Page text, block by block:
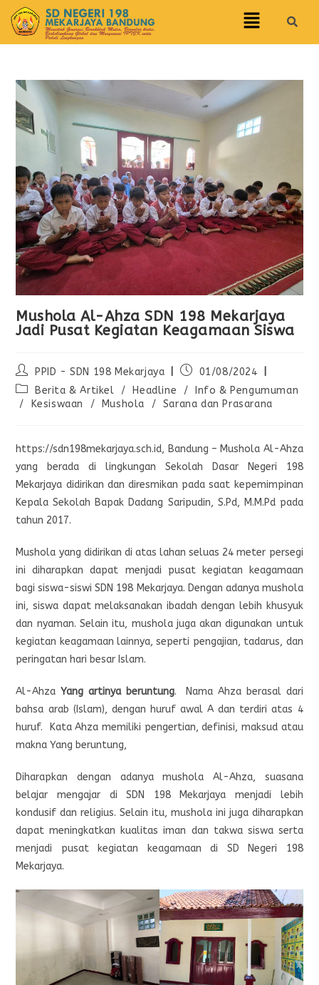
Mushola Al-Ahza SDN 198 Mekarjaya
Jadi Pusat Kegiatan Keagamaan Siswa
PPID - SDN 198 Mekarjaya
01/08/2024
Berita & Artikel
/ Headline /
Info & Pengumuman
/
Kesiswaan / Mushola / Sarana dan Prasarana
https://sdn198mekarjaya.sch.id, Bandung – Mushola Al-Ahza
yang berada di lingkungan Sekolah Dasar Negeri 198
Mekarjaya didirikan dan diresmikan pada saat kepemimpinan
Kepala Sekolah Bapak Dadang Saripudin, S.Pd, M.M.Pd pada
tahun 2017.
Mushola yang didirikan di atas lahan seluas 24 meter persegi
ini diharapkan dapat menjadi pusat kegiatan keagamaan
bagi siswa-siswi SDN 198 Mekarjaya. Dengan adanya mushola
ini, siswa dapat melaksanakan ibadah dengan lebih khusyuk
dan nyaman. Selain itu, mushola juga akan digunakan untuk
kegiatan keagamaan lainnya, seperti pengajian, tadarus, dan
peringatan hari besar Islam.
Al-AhzaYang artinya beruntung. Nama Ahza berasal dari
bahsa arab (Islam), dengan huruf awal A dan terdiri atas 4
huruf. Kata Ahza memiliki pengertian, definisi, maksud atau
makna Yang beruntung,
Diharapkan dengan adanya mushola Al-Ahza, suasana
belajar mengajar di SDN 198 Mekarjaya menjadi lebih
kondusif dan religius. Selain itu, mushola ini juga diharapkan
dapat meningkatkan kualitas iman dan takwa siswa serta
menjadi pusat kegiatan keagamaan di SD Negeri 198
Mekarjaya.